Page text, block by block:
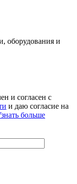
оборудования и
и согласен с
и даю согласие на
больше